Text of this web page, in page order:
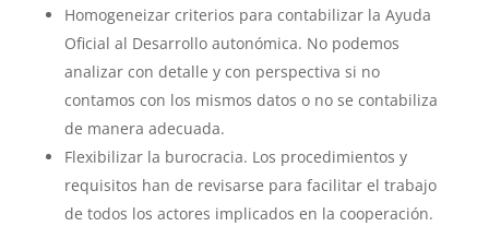
Homogeneizar criterios para contabilizar la Ayuda
Oficial al Desarrollo autonómica. No podemos
analizar con detalle y con perspectiva si no
contamos con los mismos datos o no se contabiliza
de manera adecuada.
Flexibilizar la burocracia. Los procedimientos y
requisitos han de revisarse para facilitar el trabajo
de todos los actores implicados en la cooperación.